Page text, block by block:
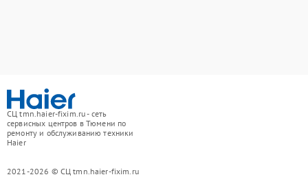
СЦ tmn.haier-fixim.ru - сеть
сервисных центров в Тюмени по
ремонту и обслуживанию техники
Haier
2021-2026 © СЦ tmn.haier-fixim.ru